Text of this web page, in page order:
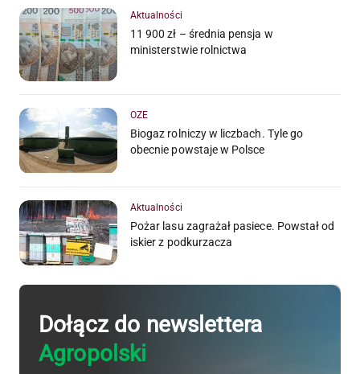
Aktualności
11 900 zł – średnia pensja w
ministerstwie rolnictwa
OZE
Biogaz rolniczy w liczbach. Tyle go
obecnie powstaje w Polsce
Aktualności
Pożar lasu zagrażał pasiece. Powstał od
iskier z podkurzacza
Dołącz do newslettera
Agropolski